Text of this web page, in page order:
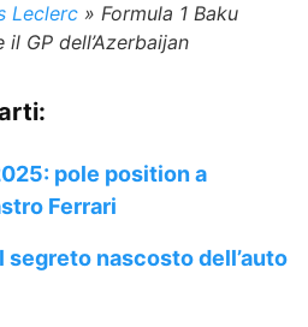
Leclerc » Formula 1 Baku
GP dell’Azerbaijan
pole position a
Ferrari
segreto nascosto dell’auto